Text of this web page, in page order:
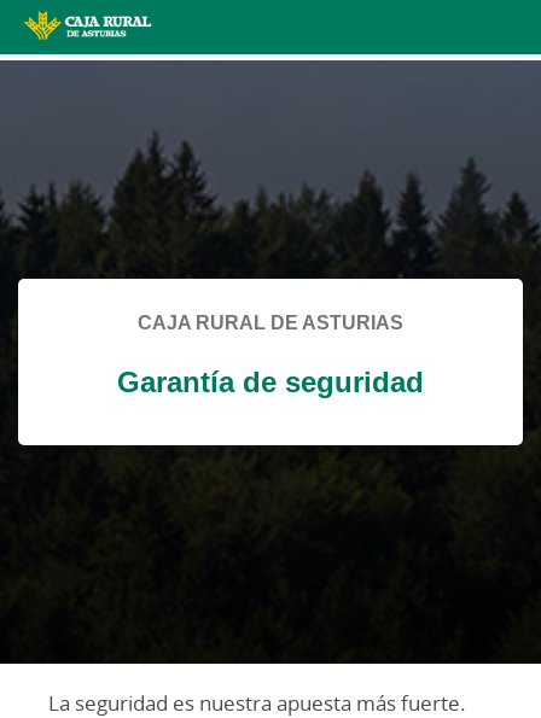
espere...
CAJA RURAL DE ASTURIAS
Garantía de seguridad
La seguridad es nuestra apuesta más fuerte.